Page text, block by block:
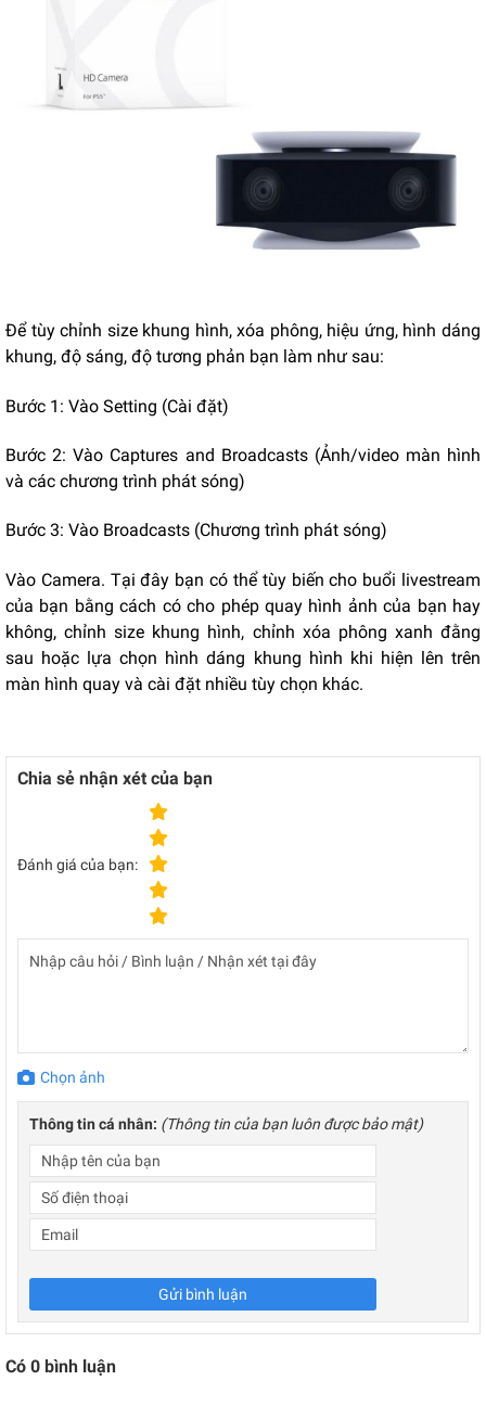
Để tùy chỉnh size khung hình, xóa phông, hiệu ứng, hình dáng
khung, độ sáng, độ tương phản bạn làm như sau:
Bước 1: Vào Setting (Cài đặt)
Bước 2: Vào Captures and Broadcasts (Ảnh/video màn hình
và các chương trình phát sóng)
Bước 3: Vào Broadcasts (Chương trình phát sóng)
Vào Camera. Tại đây bạn có thể tùy biến cho buổi livestream
của bạn bằng cách có cho phép quay hình ảnh của bạn hay
không, chỉnh size khung hình, chỉnh xóa phông xanh đằng
sau hoặc lựa chọn hình dáng khung hình khi hiện lên trên
màn hình quay và cài đặt nhiều tùy chọn khác.
Chia sẻ nhận xét của bạn
Đánh giá của bạn:
Chọn ảnh
Thông tin cá nhân: (Thông tin của bạn luôn được bảo mật)
Gửi bình luận
Có 0 bình luận